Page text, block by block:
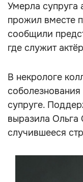
Умерла супруга
прожил вместе
сообщили
где служит
В некрологе
супруге.
выразила Ольга
случившееся